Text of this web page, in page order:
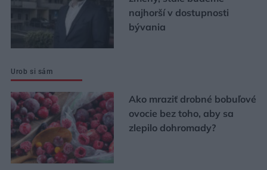
najhorší v dostupnosti
bývania
Urob si sám
Ako mraziť drobné bobuľové
ovocie bez toho, aby sa
zlepilo dohromady?